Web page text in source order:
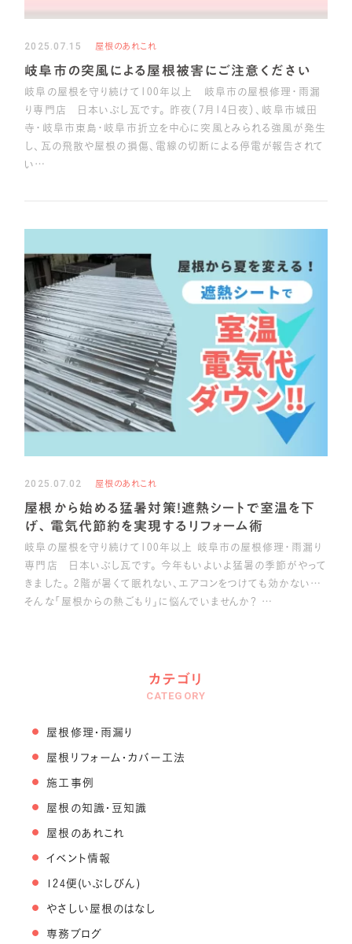
2025.07.15 屋根のあれこれ
岐阜市の突風による屋根被害にご注意ください
岐阜の屋根を守り続けて100年以上 岐阜市の屋根修理・雨漏
り専門店 日本いぶし瓦です。 昨夜（7月14日夜）、岐阜市城田
寺・岐阜市東島・岐阜市折立を中心に突風とみられる強風が発生
し、瓦の飛散や屋根の損傷、電線の切断による停電が報告されて
い…
2025.07.02 屋根のあれこれ
屋根から始める猛暑対策！遮熱シートで室温を下
げ、電気代節約を実現するリフォーム術
岐阜の屋根を守り続けて100年以上 岐阜市の屋根修理・雨漏り
専門店 日本いぶし瓦です。 今年もいよいよ猛暑の季節がやって
きました。 2階が暑くて眠れない、エアコンをつけても効かない…
そんな「屋根からの熱ごもり」に悩んでいませんか？ …
カテゴリ
CATEGORY
屋根修理・雨漏り
屋根リフォーム・カバー工法
施工事例
屋根の知識・豆知識
屋根のあれこれ
イベント情報
124便(いぶしびん)
やさしい屋根のはなし
専務ブログ